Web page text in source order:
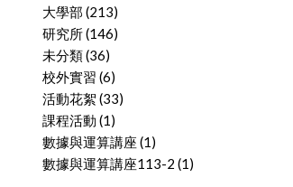
大學部 (213)
研究所(146)
未分類(36)
校外實習 (6)
活動花絮 (33)
課程活動 (1)
數據與運算講座 (1)
數據與運算講座113-2 (1)